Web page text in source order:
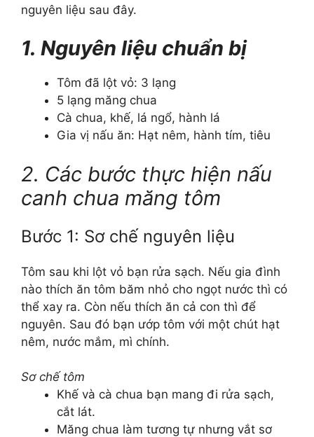
nguyên liệu sau đây.
1. Nguyên liệu chuẩn bị
Tôm đã lột vỏ: 3 lạng
5 lạng măng chua
Cà chua, khế, lá ngổ, hành lá
Gia vị nấu ăn: Hạt nêm, hành tím, tiêu
2. Các bước thực hiện nấu
canh chua măng tôm
Bước 1: Sơ chế nguyên liệu
Tôm sau khi lột vỏ bạn rửa sạch. Nếu gia đình
nào thích ăn tôm băm nhỏ cho ngọt nước thì có
thể xay ra. Còn nếu thích ăn cả con thì để
nguyên. Sau đó bạn ướp tôm với một chút hạt
nêm, nước mắm, mì chính.
Sơ chế tôm
Khế và cà chua bạn mang đi rửa sạch,
cắt lát.
Măng chua làm tương tự nhưng vắt sơ